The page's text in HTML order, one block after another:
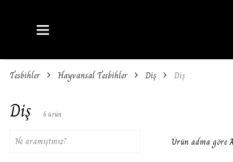
Tesbihler Hayvansal Tesbihler Diş Diş
Diş 6ürün
Ürün adına göre